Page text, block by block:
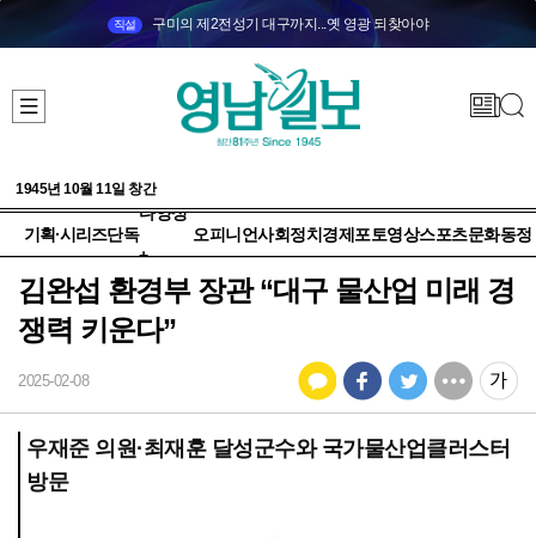
직설 구미의 제2전성기 대구까지...옛 영광 되찾아야
1945년 10월 11일 창간
기획·시리즈단독
다양성
+
오피니언사회정치 경제 포토영상스포츠문화동정
김완섭 환경부 장관 “대구 물산업 미래 경
쟁력 키운다”
2025-02-08
우재준 의원·최재훈 달성군수와 국가물산업클러스터
방문